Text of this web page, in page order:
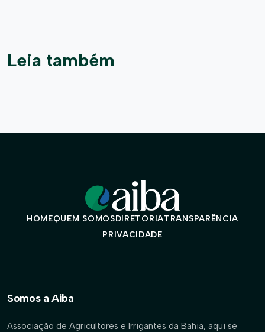
Leia também
HOMEQUEM SOMOSDIRETORIATRANSPARÊNCIA
PRIVACIDADE
Somos a Aiba
Associação de Agricultores e Irrigantes da Bahia, aqui se